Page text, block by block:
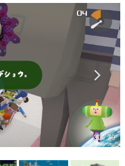
い？
がゲームの魅力を画面や操作の
ていく、硬派で骨太な評論連載
スボス」… ゲームにまつわる言葉
ンピューター文化史研究家・タ
30 / 79